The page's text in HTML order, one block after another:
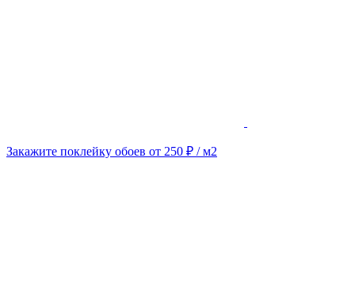
Закажите поклейку обоев от 250 ₽ / м2